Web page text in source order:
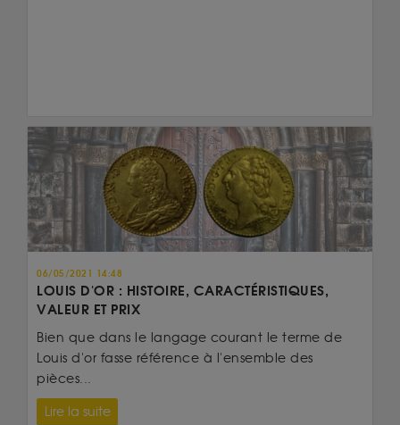
06/05/2021 14:48
LOUIS D'OR : HISTOIRE, CARACTÉRISTIQUES,
VALEUR ET PRIX
Bien que dans le langage courant le terme de
Louis d'or fasse référence à l'ensemble des
pièces...
Lire la suite